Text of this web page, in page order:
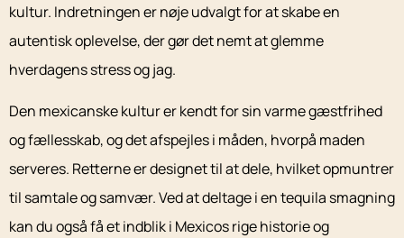
kultur. Indretningen er nøje udvalgt for at skabe en
autentisk oplevelse, der gør det nemt at glemme
hverdagens stress og jag.
Den mexicanske kultur er kendt for sin varme gæstfrihed
og fællesskab, og det afspejles i måden, hvorpå maden
serveres. Retterne er designet til at dele, hvilket opmuntrer
til samtale og samvær. Ved at deltage i en tequila smagning
kan du også få et indblik i Mexicos rige historie og